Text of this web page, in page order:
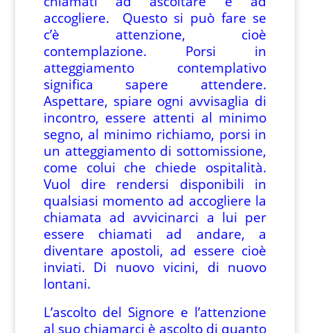
accogliere. Questo si può fare se
c’è attenzione, cioè
contemplazione. Porsi in
atteggiamento contemplativo
significa sapere attendere.
Aspettare, spiare ogni avvisaglia di
incontro, essere attenti al minimo
segno, al minimo richiamo, porsi in
un atteggiamento di sottomissione,
come colui che chiede ospitalità.
Vuol dire rendersi disponibili in
qualsiasi momento ad accogliere la
chiamata ad avvicinarci a lui per
essere chiamati ad andare, a
diventare apostoli, ad essere cioè
inviati. Di nuovo vicini, di nuovo
lontani.
L’ascolto del Signore e l’attenzione
al suo chiamarci è ascolto di quanto